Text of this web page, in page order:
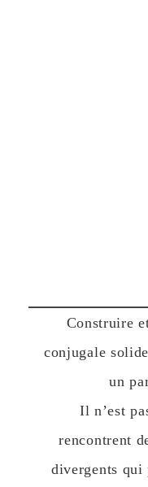
Construire
conjugale
un
Il n’est
rencontrent
divergents qui